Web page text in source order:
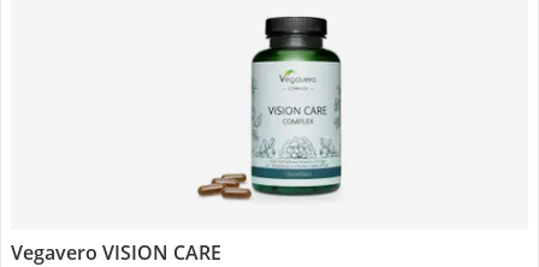
Vegavero VISION CARE